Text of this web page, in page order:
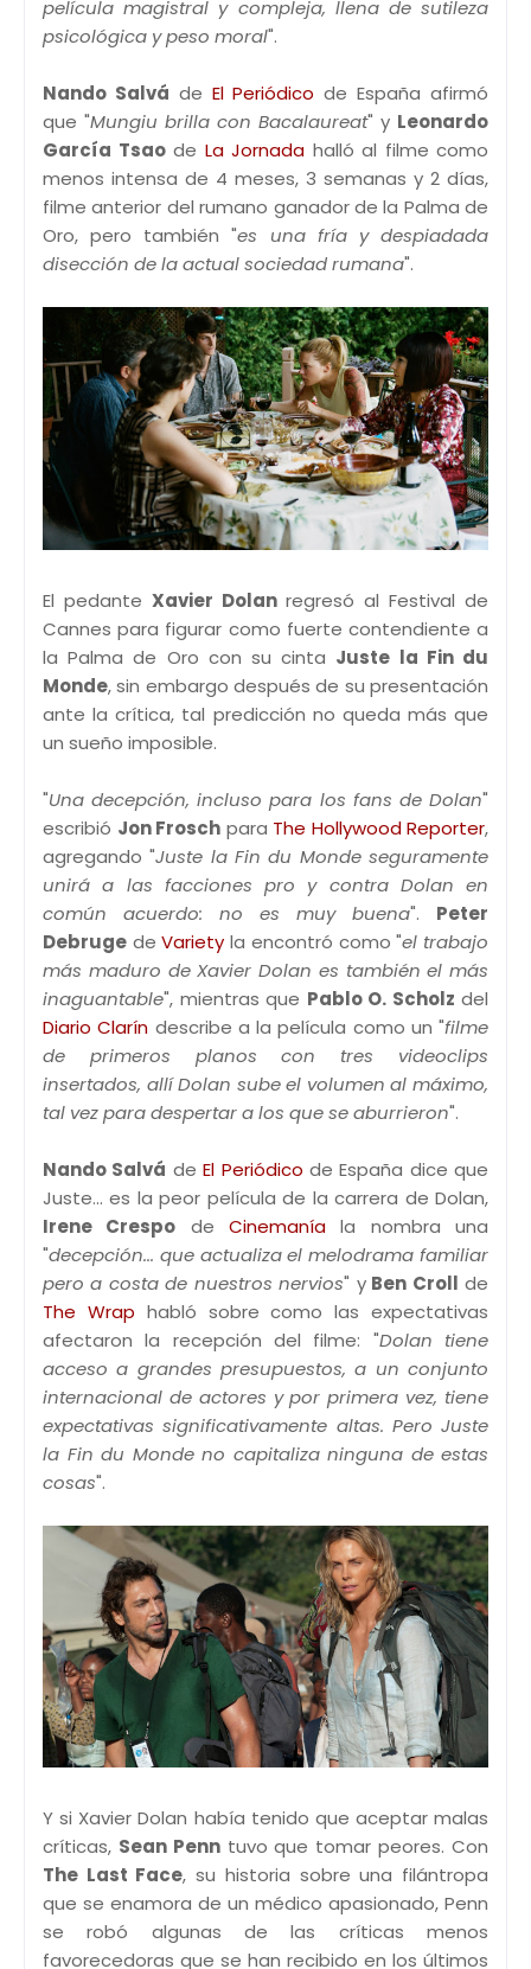
película magistral y compleja, llena de sutileza
psicológica y peso moral".
Nando Salvá de El Periódico de España afirmó
que "Mungiu brilla con Bacalaureat" y Leonardo
García Tsaode La Jornada halló al filme como
menos intensa de 4 meses, 3 semanas y 2 días,
filme anterior del rumano ganador de la Palma de
Oro, pero también "es una fría y despiadada
disección de la actual sociedad rumana".
El pedante Xavier Dolanregresó al Festival de
Cannes para figurar como fuerte contendiente a
la Palma de Oro con su cinta Juste la Fin du
Monde, sin embargo después de su presentación
ante la crítica, tal predicción no queda más que
un sueño imposible.
"Una decepción, incluso para los fans de Dolan"
escribió Jon Frosch para The Hollywood Reporter,
agregando "Juste la Fin du Monde seguramente
unirá a las facciones pro y contra Dolan en
común acuerdo: no es muy buena". Peter
Debruge deVariety la encontró como "el trabajo
más maduro de Xavier Dolan es también el más
inaguantable", mientras que Pablo O. Scholz del
Diario Clarín describe a la película como un "filme
de primeros planos con tres videoclips
insertados, allí Dolan sube el volumen al máximo,
tal vez para despertar a los que se aburrieron".
Nando Salvá deEl Periódico de España dice que
Juste... es la peor película de la carrera de Dolan,
Irene Crespo deCinemanía la nombra una
"decepción... que actualiza el melodrama familiar
pero a costa de nuestros nervios" yBen Croll de
The Wrap habló sobre como las expectativas
afectaron la recepción del filme: "Dolan tiene
acceso a grandes presupuestos, a un conjunto
internacional de actores y por primera vez, tiene
expectativas significativamente altas. Pero Juste
la Fin du Monde no capitaliza ninguna de estas
cosas".
Y si Xavier Dolan había tenido que aceptar malas
críticas, Sean Penntuvo que tomar peores. Con
The Last Face, su historia sobre una filántropa
que se enamora de un médico apasionado, Penn
se robó algunas de las críticas menos
favorecedoras que se han recibido en los últimos